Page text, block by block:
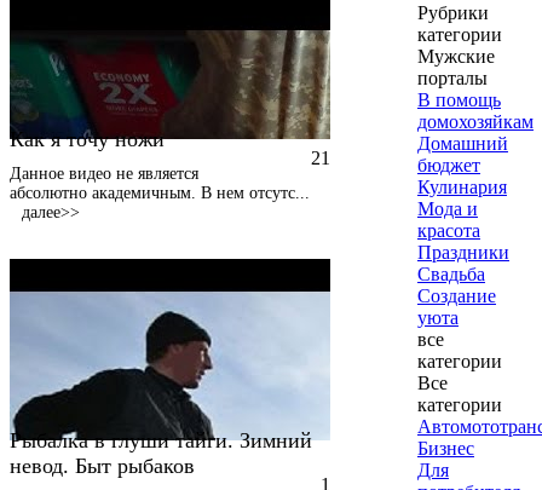
Рубрики
категории
Мужские
порталы
В помощь
домохозяйкам
Домашний
бюджет
Кулинария
Мода и
красота
Праздники
Свадьба
Создание
уюта
все
категории
Все
категории
Бизнес
Для
Как я точу ножи
21
Данное видео не является
абсолютно академичным. В нем отсутс
далее>>
Рыбалка в глуши тайги. Зимний
невод. Быт рыбаков
1